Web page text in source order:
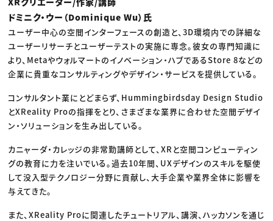
ドミニク・ウー（Dominique Wu）氏
ユーザー中心の空間インターフェースの創造と、3D環境内での詳細な
ユーザーリサーチとユーザーテストの実施に専念。彼女の専門知識に
より、Metaやウォルマートのイノベーション・ハブであるStore 8などの
企業に貴重なコンサルティングやデザイン・サービスを提供している。
コンサルタント業にとどまらず、Hummingbirdsday Design Studio
とXReality Proの指揮をとり、さまざまな業界に合わせた空間デザイ
ン・ソリューションを生み出している。
カニャーダ・カレッジの非常勤講師として、XRと空間コンピューティン
グの教育に力を注いでいる。過去10年間、UXデザインのスキルを駆使
して没入型テクノロジー分野に貢献し、大手企業や業界全体に影響を
与えてきた。
また、XReality Proに関連したチュートリアル、講演、ハッカソンを通じ